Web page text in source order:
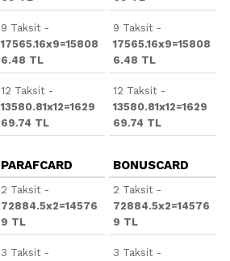
9 Taksit -
17565.16x9=15808
6.48 TL
12 Taksit -
13580.81x12=1629
69.74 TL
9 Taksit -
17565.16x9=15808
6.48 TL
12 Taksit -
13580.81x12=1629
69.74 TL
PARAFCARD
2 Taksit -
72884.5x2=14576
9 TL
3 Taksit -
BONUSCARD
2 Taksit -
72884.5x2=14576
9 TL
3 Taksit -